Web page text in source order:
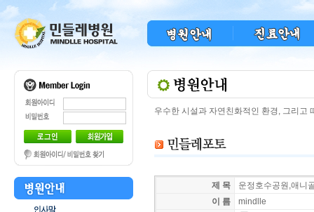
우수한 시설과 자연친화적인 환경, 그리고
제 목
운정호수공원,애니
이 름
mindlle